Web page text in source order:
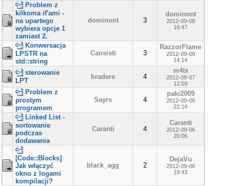
Problem z
kilkoma if'ami -
na upartego
wybiera opcje 1
zamiast 2.
dominont 3
dominont
2012-09-08
16:47
Konwersacja
LPSTR na
std::string
Cansisti 3
RazzorFlame
2012-09-08
14:14
sterowanie
LPT
braders 4
m4tx
2012-09-07
12:59
Problem z
prostym
programem
Sayrs 4
paki2009
2012-09-06
22:14
Linked List -
sortowanie
podczas
dodawania
Caranti 4
Caranti
2012-09-06
20:06
[Code::Blocks]
Jak włączyć
okno z logami
kompilacji?
black_agg 2
DejaVu
2012-09-06
19:43